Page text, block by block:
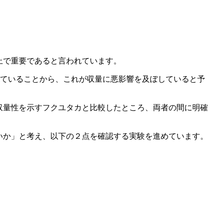
重要であると言われています。
いることから、これが収量に悪影響を及ぼしていると予
性を示すフクユタカと比較したところ、両者の間に明確
」 と考え、以下の２点を確認する実験を進めています。